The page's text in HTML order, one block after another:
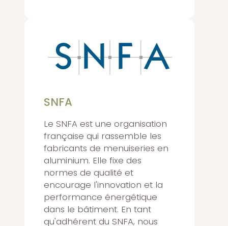
SNFA
Le SNFA est une organisation
française qui rassemble les
fabricants de menuiseries en
aluminium. Elle fixe des
normes de qualité et
encourage l'innovation et la
performance énergétique
dans le bâtiment. En tant
qu'adhérent du SNFA, nous